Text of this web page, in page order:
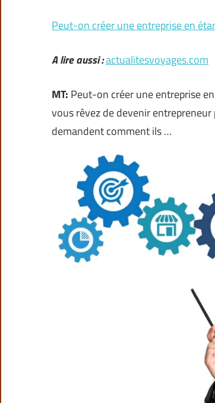
Peut-on créer une entreprise en
A lire aussi :actualitesvoyages.com
MT: Peut-on créer une entreprise
vous rêvez de devenir
demandent comment ils …